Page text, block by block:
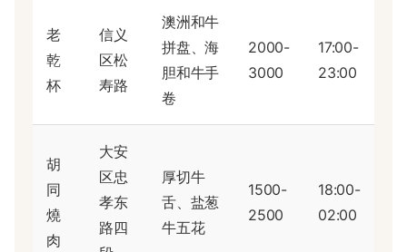
老
乾
杯
信义
区松
寿路
澳洲和牛
拼盘、海
胆和牛手
卷
2000-
3000
17:00-
23:00
胡
同
燒
肉
大安
区忠
孝东
路四
厚切牛
舌、盐葱
牛五花
1500-
2500
18:00-
02:00